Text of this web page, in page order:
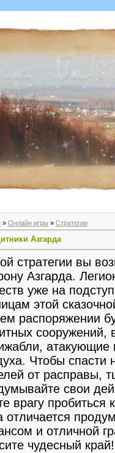
» Онлайн игры » Стратегии
Азгарда
стратегии вы
Азгарда.
уже на
этой
распоряжении
сооружений,
атакующие
Чтобы спасти
от расправы,
свои
врагу пробиться
отличается
и отличной
чудесный край!